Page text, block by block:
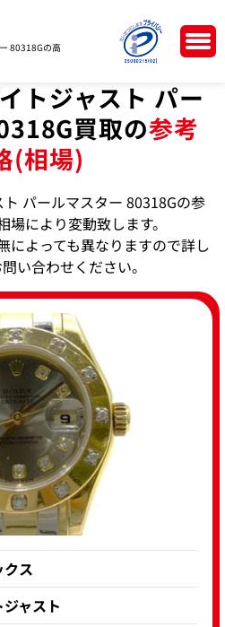
80318Gの高
トジャスト パー
買取の参考
(相場)
パールマスター 80318Gの参
により変動致します。
によっても異なりますので詳し
い合わせください。
クス
ャスト